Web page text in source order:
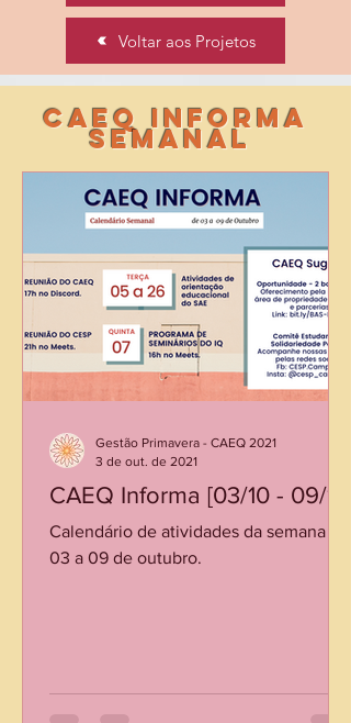
Voltar aos Projetos
CAEQ Informa
Semanal
CAEQ Informa [03/10 - 09/10]
Calendário de atividades da semana de
03 a 09 de outubro.
Gestão Primavera - CAEQ 2021
3 de out. de 2021